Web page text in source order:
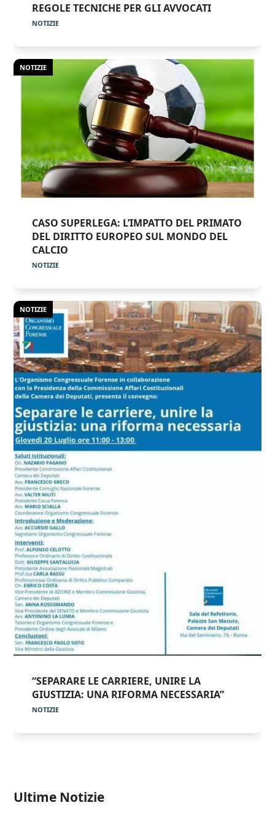
REGOLE TECNICHE PER GLI AVVOCATI
NOTIZIE
NOTIZIE
CASO SUPERLEGA: L’IMPATTO DEL PRIMATO
DEL DIRITTO EUROPEO SUL MONDO DEL
CALCIO
NOTIZIE
NOTIZIE
“SEPARARE LE CARRIERE, UNIRE LA
GIUSTIZIA: UNA RIFORMA NECESSARIA”
NOTIZIE
Ultime Notizie